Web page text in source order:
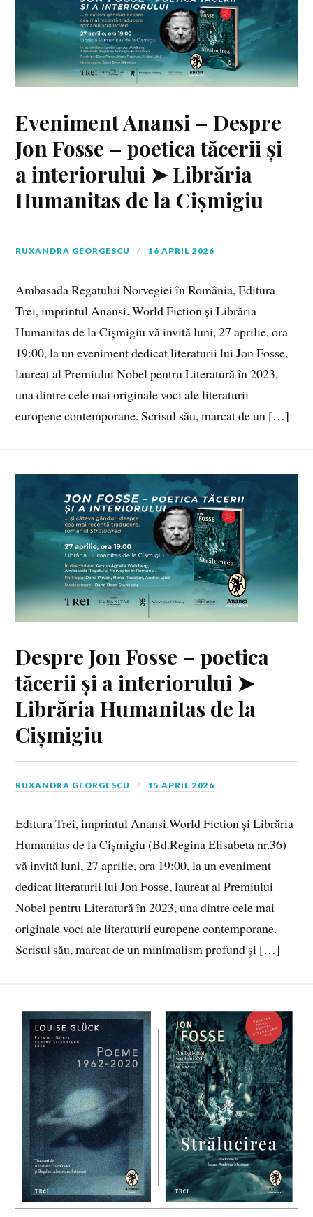
Eveniment Anansi – Despre
Jon Fosse – poetica tăcerii și
a interiorului ➤ Librăria
Humanitas de la Cișmigiu
RUXANDRA GEORGESCU 16 APRIL 2026
Ambasada Regatului Norvegiei în România, Editura
Trei, imprintul Anansi. World Fiction și Librăria
Humanitas de la Cișmigiu vă invită luni, 27 aprilie, ora
19:00, la un eveniment dedicat literaturii lui Jon Fosse,
laureat al Premiului Nobel pentru Literatură în 2023,
una dintre cele mai originale voci ale literaturii
europene contemporane. Scrisul său, marcat de un […]
Despre Jon Fosse – poetica
tăcerii și a interiorului ➤
Librăria Humanitas de la
Cișmigiu
RUXANDRA GEORGESCU 15 APRIL 2026
Editura Trei, imprintul Anansi.World Fiction și Librăria
Humanitas de la Cișmigiu (Bd.Regina Elisabeta nr.36)
vă invită luni, 27 aprilie, ora 19:00, la un eveniment
dedicat literaturii lui Jon Fosse, laureat al Premiului
Nobel pentru Literatură în 2023, una dintre cele mai
originale voci ale literaturii europene contemporane.
Scrisul său, marcat de un minimalism profund și […]